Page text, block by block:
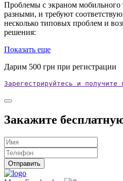
Проблемы с экраном мобильного
разными, и требуют
несколько типовых проблем и
решения:
Показать еще
Дарим 500 грн при регистрации
Зарегестрируйтесь и получите
Закажите